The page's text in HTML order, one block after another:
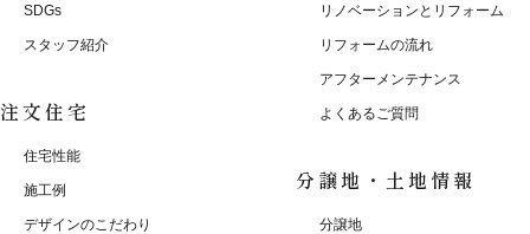
SDGs
スタッフ紹介
注文住宅
住宅性能
施工例
デザインのこだわり
リノベーションとリフォーム
リフォームの流れ
アフターメンテナンス
よくあるご質問
分譲地・土地情報
分譲地